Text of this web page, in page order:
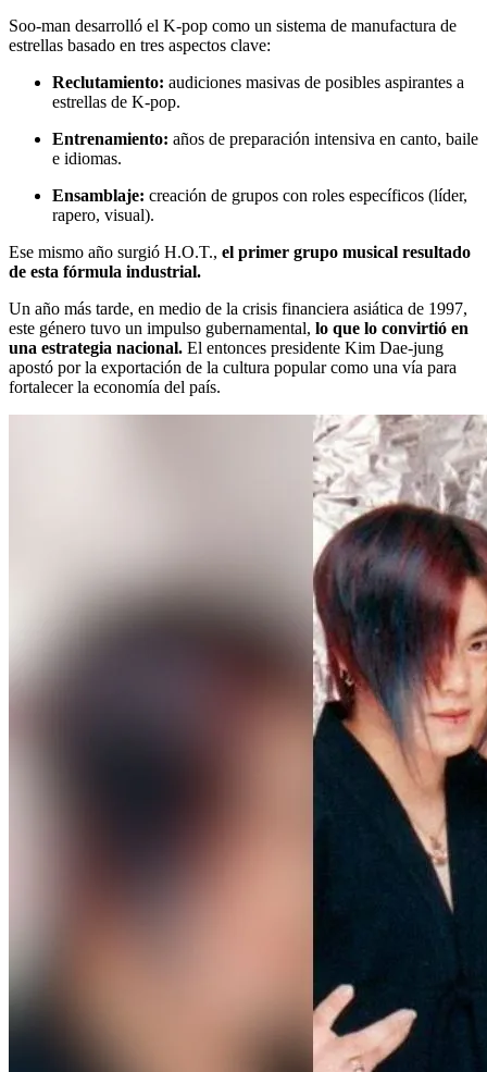
Soo-man desarrolló el K-pop como un sistema de manufactura de
estrellas basado en tres aspectos clave:
Reclutamiento: audiciones masivas de posibles aspirantes a
estrellas de K-pop.
Entrenamiento: años de preparación intensiva en canto, baile
e idiomas.
Ensamblaje: creación de grupos con roles específicos (líder,
rapero, visual).
Ese mismo año surgió H.O.T., el primer grupo musical resultado
de esta fórmula industrial.
Un año más tarde, en medio de la crisis financiera asiática de 1997,
este género tuvo un impulso gubernamental, lo que lo convirtió en
una estrategia nacional. El entonces presidente Kim Dae-jung
apostó por la exportación de la cultura popular como una vía para
fortalecer la economía del país.